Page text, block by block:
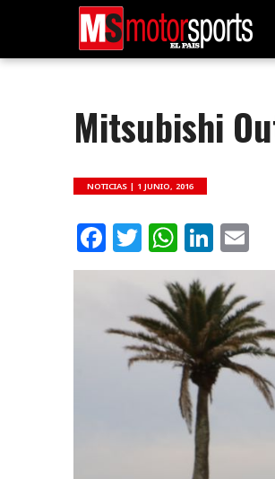
Mitsubishi
NOTICIAS | 1 JUNIO, 2016
Facebook
Twitter